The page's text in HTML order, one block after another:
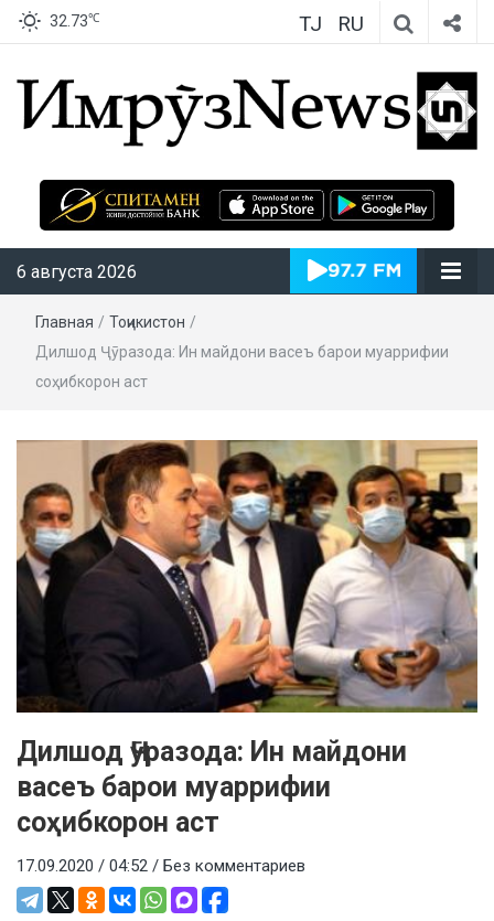
32.73℃ TJ RU
ИмрӯзNews
6 августа 2026
Главная / Тоҷикистон /
Дилшод Ҷӯразода: Ин майдони васеъ барои муаррифии
соҳибкорон аст
Дилшод Ҷӯразода: Ин майдони
васеъ барои муаррифии
соҳибкорон аст
17.09.2020 / 04:52 / Без комментариев